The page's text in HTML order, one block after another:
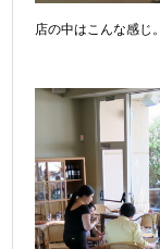
店の中はこんな感じ。